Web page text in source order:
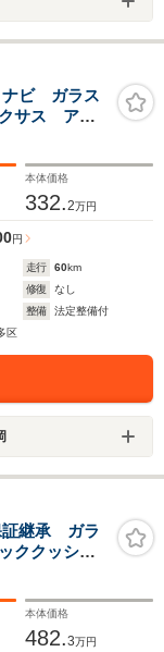
ビ ガラス
サス アド
ー アクテ
ラ
本体価格
332.2万円
円
走行 60km
修復
なし
整備
法定整備付
区
継承 ガラ
ククッショ
ヒータ
後カメ
本体価格
482.3万円